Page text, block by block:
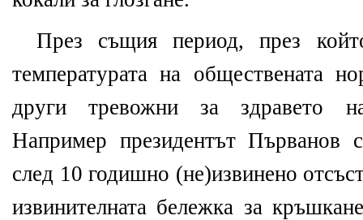
През същия период, през
температурата на обществената
други тревожни за здравето
Например президентът Първанов
след 10 годишно (не)извинено
извинителната бележка за